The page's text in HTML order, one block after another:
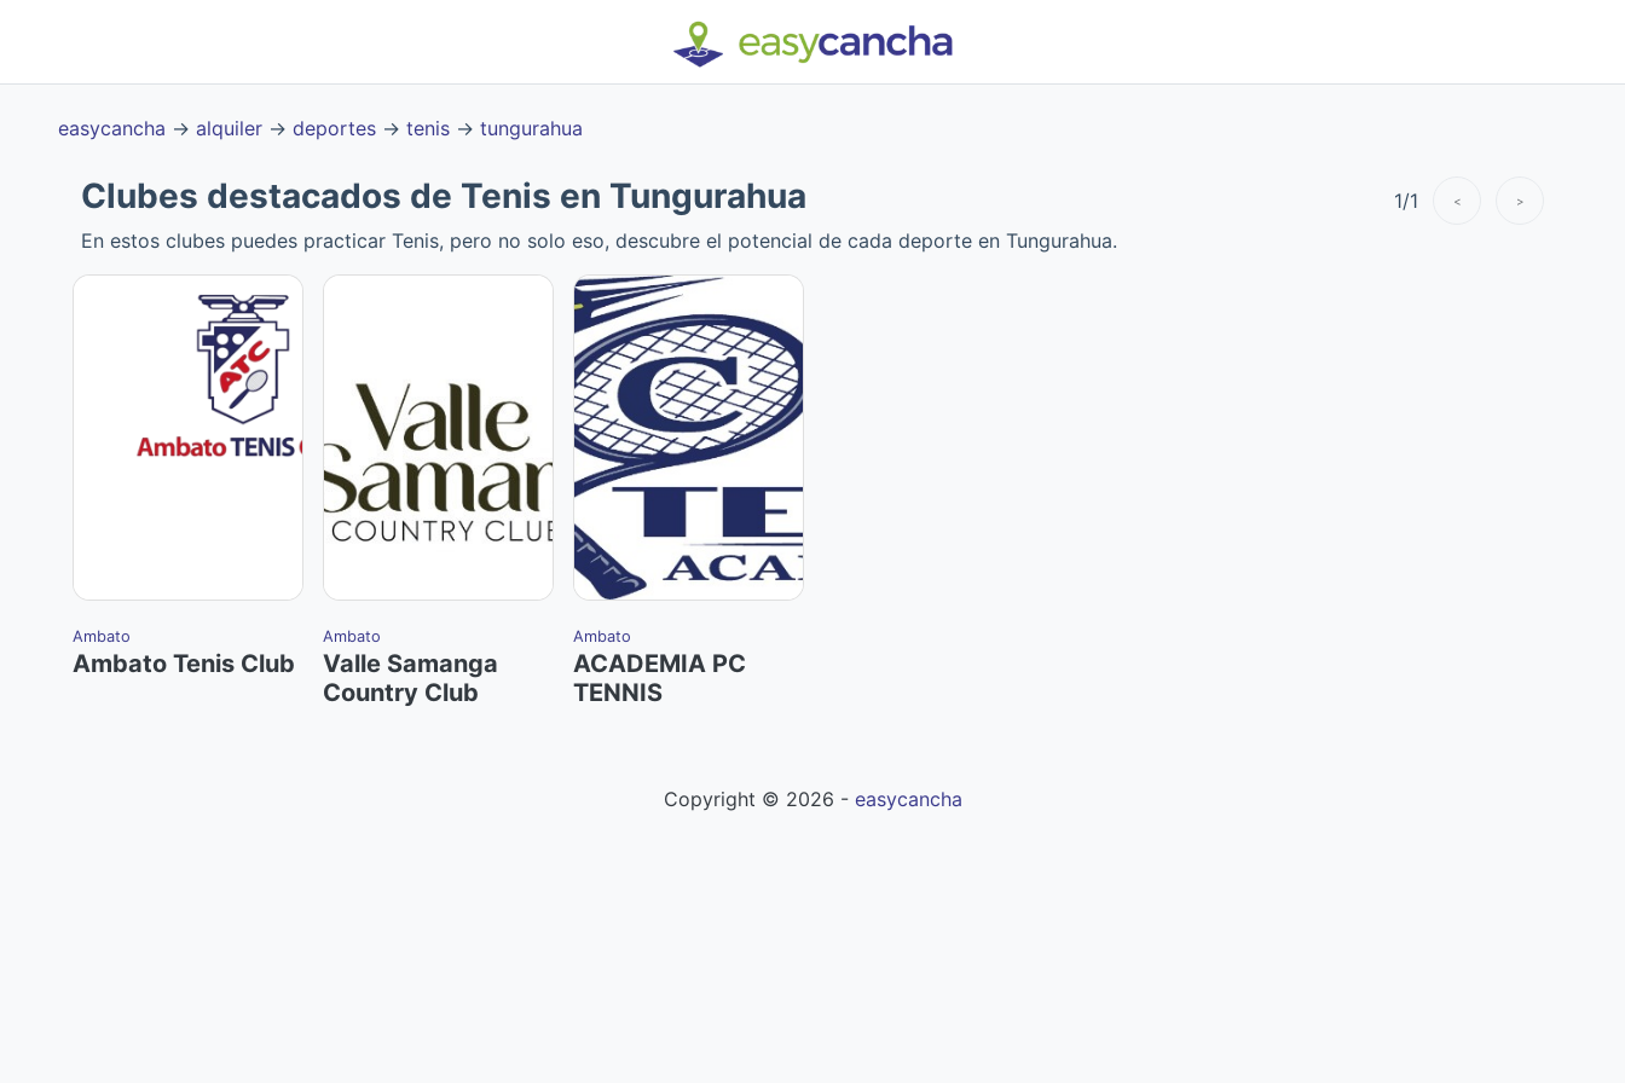
easycancha → alquiler → deportes → tenis → tungurahua
Ambato
Ambato Tenis Club
Ambato
Valle Samanga
Country Club
Ambato
ACADEMIA PC
TENNIS
Clubes destacados de Tenis en Tungurahua
En estos clubes puedes practicar Tenis, pero no solo eso, descubre el potencial de cada deporte en Tungurahua.
1/1 < >
Copyright © 2026 - easycancha